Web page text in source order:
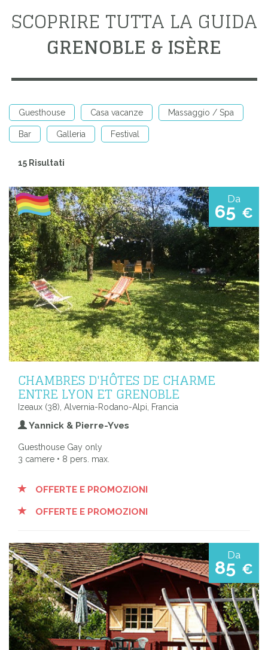
SCOPRIRE TUTTA LA GUIDA
GRENOBLE & ISÈRE
Guesthouse Casa vacanze Massaggio / Spa
Bar Galleria Festival
15 Risultati
Da
65 €
CHAMBRES D'HÔTES DE CHARME
ENTRE LYON ET GRENOBLE
Izeaux (38), Alvernia-Rodano-Alpi, Francia
Yannick & Pierre-Yves
Guesthouse Gay only
3 camere • 8 pers. max.
OFFERTE E PROMOZIONI
OFFERTE E PROMOZIONI
Da
85 €